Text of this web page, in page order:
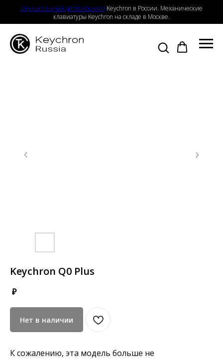
Официальный дистрибьютор Keychron в России. Механические
клавиатуры Keychron на складе в Москве.
Keychron Q0 Plus
₽
Нет в наличии
К сожалению, эта модель больше не